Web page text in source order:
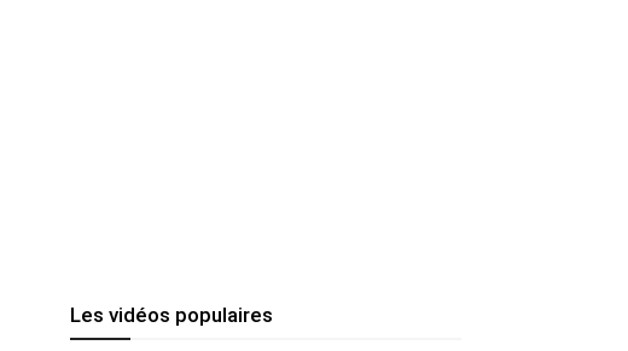
Les vidéos populaires